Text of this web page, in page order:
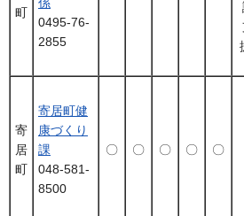
町
0495-76-
2855
寄
居
町
寄居町健
康づくり
課
048-581-
8500
〇 〇 〇 〇 〇